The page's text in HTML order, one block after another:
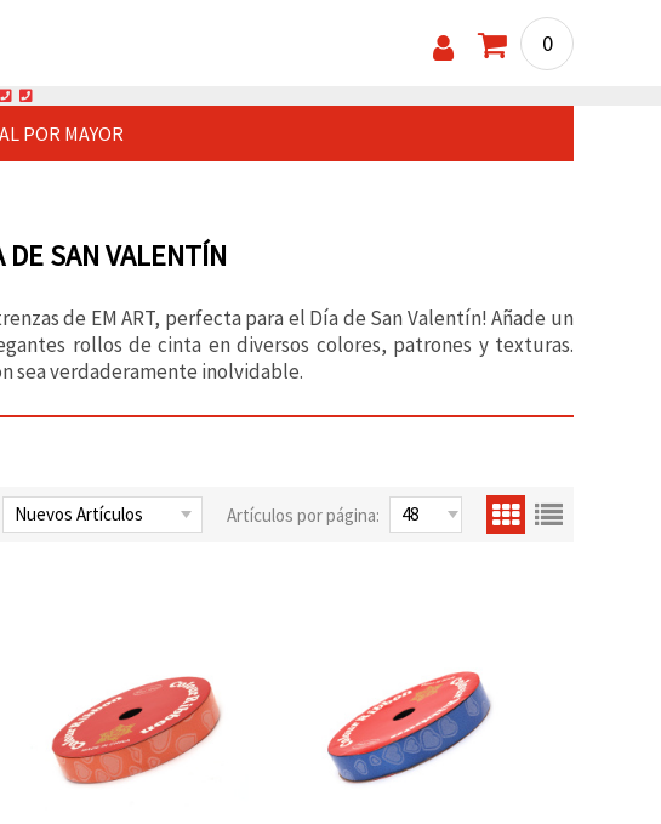
0
POR MAYOR
DE SAN VALENTÍN
de EM ART, perfecta para el Día de San Valentín! Añade un
rollos de cinta en diversos colores, patrones y texturas.
sea verdaderamente inolvidable.
Artículos por página: